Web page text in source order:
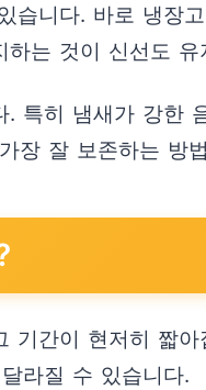
습니다. 바로 냉장
는 것이 신선도 유
특히 냄새가 강한
장 잘 보존하는 방
기간이 현저히 짧
라질 수 있습니다.